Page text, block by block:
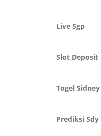
Live Sgp
Slot Deposit
Togel Sidney
Prediksi Sdy